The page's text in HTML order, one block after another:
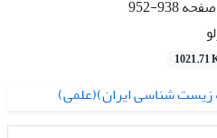
938-952
1021.71